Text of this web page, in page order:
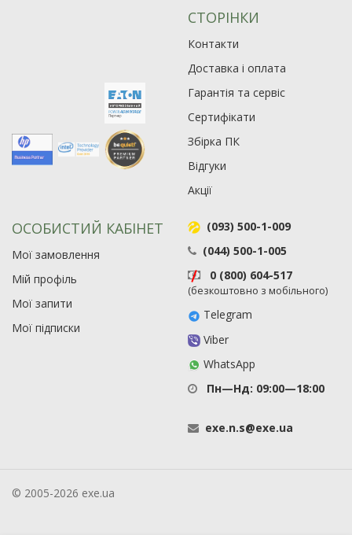
СТОРІНКИ
Контакти
Доставка і оплата
Гарантія та сервіс
Сертифікати
Збірка ПК
Відгуки
Акції
ОСОБИСТИЙ КАБІНЕТ
Мої замовлення
Мій профіль
Мої запити
Мої підписки
(093) 500-1-009
(044) 500-1-005
0 (800) 604-517
(безкоштовно з мобільного)
Telegram
Viber
WhatsApp
Пн—Нд: 09:00—18:00
exe.n.s@exe.ua
© 2005-2026 exe.ua